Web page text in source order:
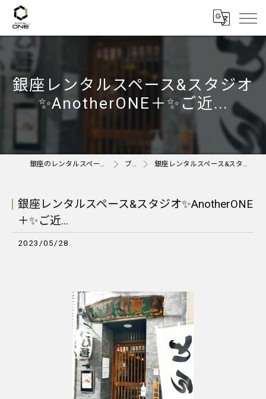
銀座レンタルスペース&スタジオ
✨AnotherONE＋✨ご近...
銀座のレンタルスペースならAnother ONE＋ ブログ 銀座レンタルスペース&スタジオ✨AnotherONE＋✨ご近...
銀座レンタルスペース&スタジオ✨AnotherONE
＋✨ご近...
2023/05/28